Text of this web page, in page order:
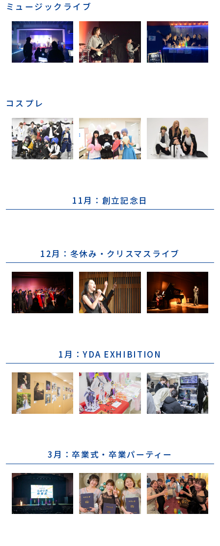
ミュージックライブ
コスプレ
11月：創立記念日
12月：冬休み・クリスマスライブ
1月：YDA EXHIBITION
3月：卒業式・卒業パーティー